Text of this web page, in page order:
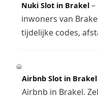
Nuki Slot in Brakel–
inwoners van
tijdelijke codes,
Airbnb Slot in Brakel
Airbnb in Brakel.